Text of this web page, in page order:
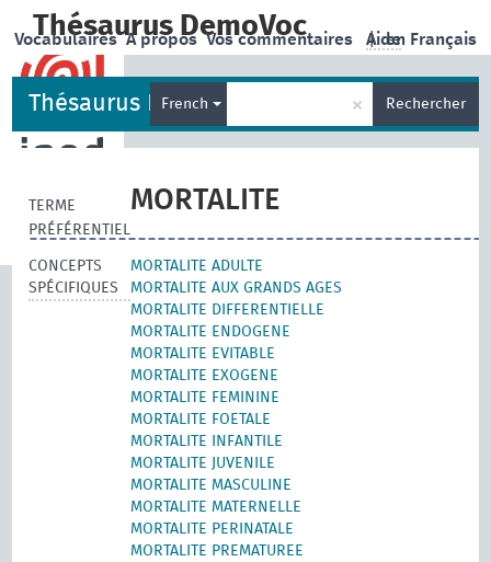
Thésaurus DemoVoc | en Français
Vocabulaires A propos Vos commentaires Aide
Thésaurus DemoVoc
French × Rechercher
TERME
PRÉFÉRENTIEL
MORTALITE
CONCEPTS
SPÉCIFIQUES
MORTALITE ADULTE
MORTALITE AUX GRANDS AGES
MORTALITE DIFFERENTIELLE
MORTALITE ENDOGENE
MORTALITE EVITABLE
MORTALITE EXOGENE
MORTALITE FEMININE
MORTALITE FOETALE
MORTALITE INFANTILE
MORTALITE JUVENILE
MORTALITE MASCULINE
MORTALITE MATERNELLE
MORTALITE PERINATALE
MORTALITE PREMATUREE